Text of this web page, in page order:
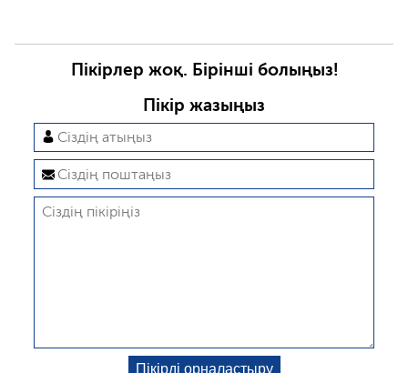
Пікірлер жоқ. Бірінші болыңыз!
Пікір жазыңыз